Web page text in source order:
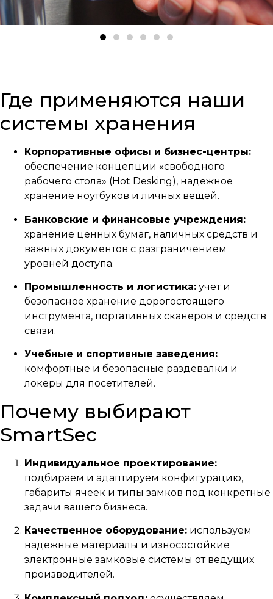
Где применяются наши
системы хранения
Корпоративные офисы и бизнес-центры:
обеспечение концепции «свободного
рабочего стола» (Hot Desking), надежное
хранение ноутбуков и личных вещей.
Банковские и финансовые учреждения:
хранение ценных бумаг, наличных средств и
важных документов с разграничением
уровней доступа.
Промышленность и логистика: учет и
безопасное хранение дорогостоящего
инструмента, портативных сканеров и средств
связи.
Учебные и спортивные заведения:
комфортные и безопасные раздевалки и
локеры для посетителей.
Почему выбирают
SmartSec
Индивидуальное проектирование:
подбираем и адаптируем конфигурацию,
габариты ячеек и типы замков под конкретные
задачи вашего бизнеса.
Качественное оборудование: используем
надежные материалы и износостойкие
электронные замковые системы от ведущих
производителей.